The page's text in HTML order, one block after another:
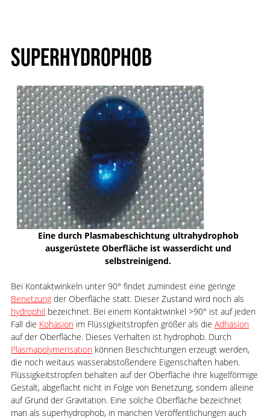
SUPERHYDROPHOB
Eine durch Plasmabeschichtung ultrahydrophob
ausgerüstete Oberfläche ist wasserdicht und
selbstreinigend.
Bei Kontaktwinkeln unter 90° findet zumindest eine geringe
Benetzungder Oberfläche statt. Dieser Zustand wird noch als
hydrophil bezeichnet. Bei einem Kontaktwinkel >90° ist auf jeden
Fall die Kohäsionim Flüssigkeitstropfen größer als die Adhäsion
auf der Oberfläche. Dieses Verhalten ist hydrophob. Durch
Plasmapolymerisationkönnen Beschichtungen erzeugt werden,
die noch weitaus wasserabstoßendere Eigenschaften haben.
Flüssigkeitstropfen behalten auf der Oberfläche ihre kugelförmige
Gestalt, abgeflacht nicht in Folge von Benetzung, sondern alleine
auf Grund der Gravitation. Eine solche Oberfläche bezeichnet
man als superhydrophob, in manchen Veröffentlichungen auch